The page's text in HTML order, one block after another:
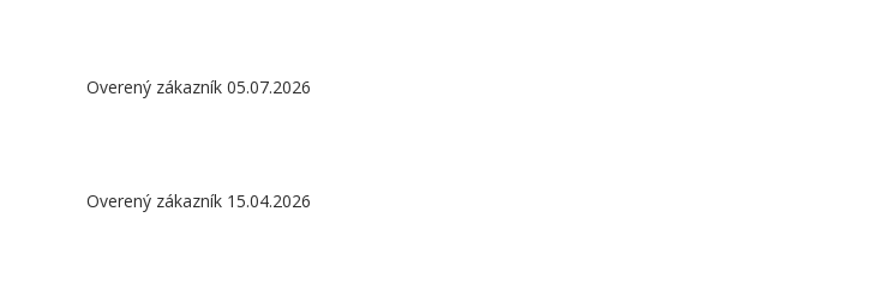
Overený zákazník 05.07.2026
Overený zákazník 15.04.2026